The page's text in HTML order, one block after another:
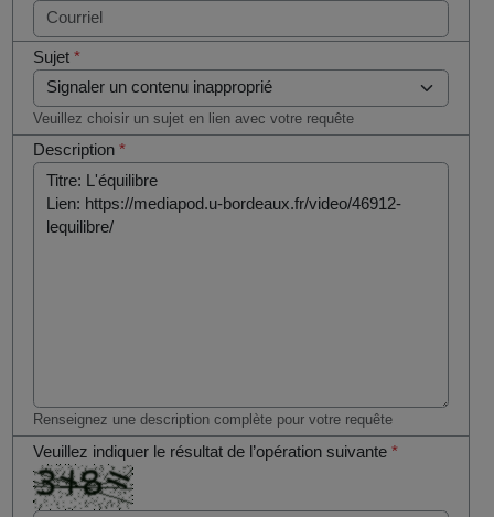
Sujet*
Veuillez choisir un sujet en lien avec votre requête
Description*
Renseignez une description complète pour votre requête
Veuillez indiquer le résultat de l’opération suivante*